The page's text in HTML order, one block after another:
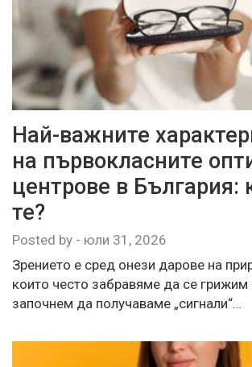
Най-важните
на първокласните
центрове в България:
те?
Posted by - юли 31, 2026
Зрението е сред онези дарове на
които често забравяме да се грижим
започнем да получаваме „сигнали“…